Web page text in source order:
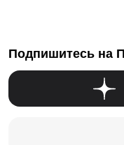
Подпишитесь на